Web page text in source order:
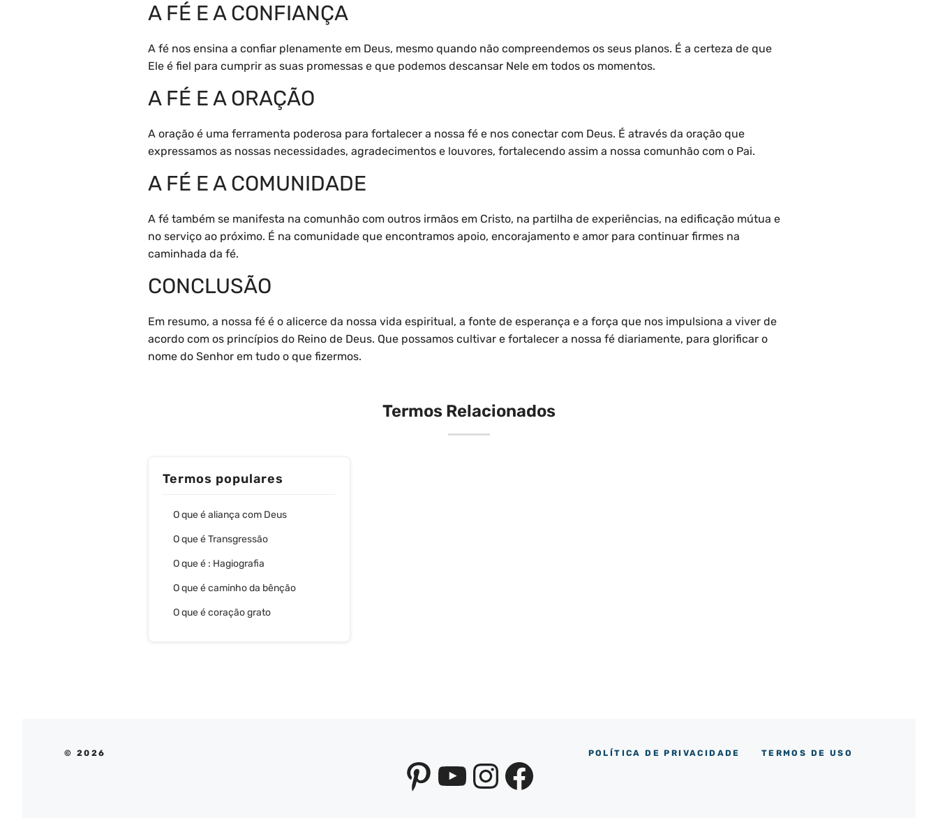
A FÉ E A CONFIANÇA
A fé nos ensina a confiar plenamente em Deus, mesmo quando não compreendemos os seus planos. É a certeza de que
Ele é fiel para cumprir as suas promessas e que podemos descansar Nele em todos os momentos.
A FÉ E A ORAÇÃO
A oração é uma ferramenta poderosa para fortalecer a nossa fé e nos conectar com Deus. É através da oração que
expressamos as nossas necessidades, agradecimentos e louvores, fortalecendo assim a nossa comunhão com o Pai.
A FÉ E A COMUNIDADE
A fé também se manifesta na comunhão com outros irmãos em Cristo, na partilha de experiências, na edificação mútua e
no serviço ao próximo. É na comunidade que encontramos apoio, encorajamento e amor para continuar firmes na
caminhada da fé.
CONCLUSÃO
Em resumo, a nossa fé é o alicerce da nossa vida espiritual, a fonte de esperança e a força que nos impulsiona a viver de
acordo com os princípios do Reino de Deus. Que possamos cultivar e fortalecer a nossa fé diariamente, para glorificar o
nome do Senhor em tudo o que fizermos.
Termos Relacionados
Termos populares
O que é aliança com Deus
O que é Transgressão
O que é : Hagiografia
O que é caminho da bênção
O que é coração grato
© 2026 POLÍTICA DE PRIVACIDADE TERMOS DE USO
Pinterest
YouTube
Instagram
Facebook